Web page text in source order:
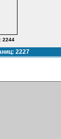
2244
2227